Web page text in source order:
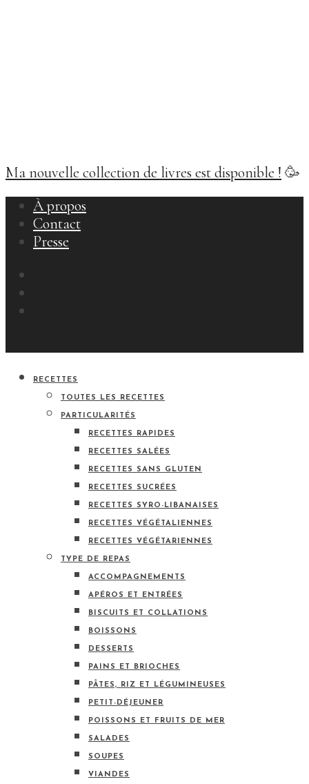
Ma nouvelle collection de livres est disponible ! 🥳
À propos
Contact
Presse
RECETTES
TOUTES LES RECETTES
PARTICULARITÉS
RECETTES RAPIDES
RECETTES SALÉES
RECETTES SANS GLUTEN
RECETTES SUCRÉES
RECETTES SYRO-LIBANAISES
RECETTES VÉGÉTALIENNES
RECETTES VÉGÉTARIENNES
TYPE DE REPAS
ACCOMPAGNEMENTS
APÉROS ET ENTRÉES
BISCUITS ET COLLATIONS
BOISSONS
DESSERTS
PAINS ET BRIOCHES
PÂTES, RIZ ET LÉGUMINEUSES
PETIT-DÉJEUNER
POISSONS ET FRUITS DE MER
SALADES
SOUPES
VIANDES